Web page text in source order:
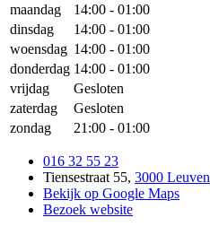
maandag 14:00 - 01:00
dinsdag
14:00 - 01:00
woensdag 14:00 - 01:00
donderdag 14:00 - 01:00
vrijdag
Gesloten
zaterdag
Gesloten
zondag
21:00 - 01:00
016 32 55 23
Tiensestraat 55, 3000 Leuven
Bekijk op Google Maps
Bezoek website